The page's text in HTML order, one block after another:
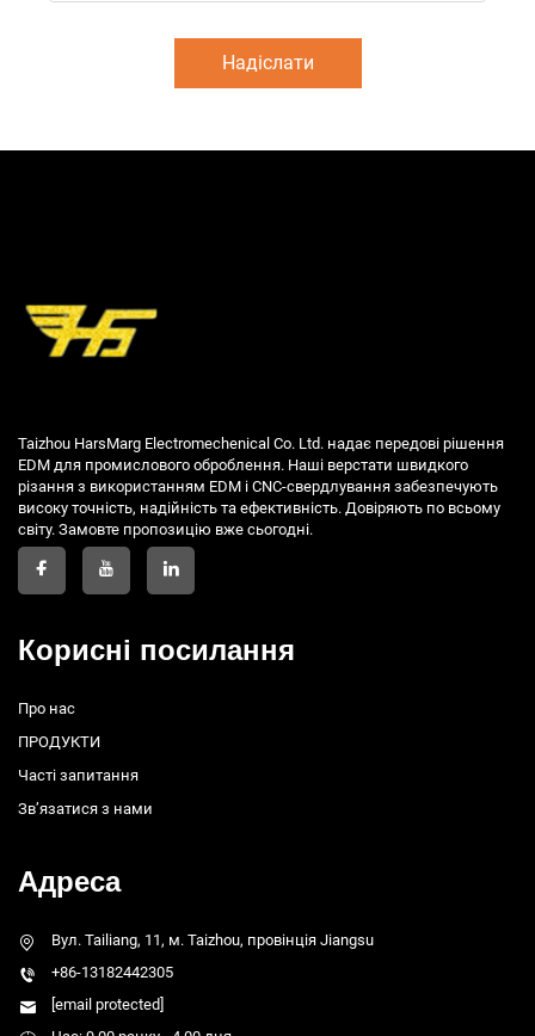
Надіслати
Taizhou HarsMarg Electromechenical Co. Ltd. надає передові рішення
EDM для промислового оброблення. Наші верстати швидкого
різання з використанням EDM і CNC-свердлування забезпечують
високу точність, надійність та ефективність. Довіряють по всьому
світу. Замовте пропозицію вже сьогодні.
Корисні посилання
Про нас
ПРОДУКТИ
Часті запитання
Зв’язатися з нами
Адреса
Вул. Tailiang, 11, м. Taizhou, провінція Jiangsu
+86-13182442305
[email protected]